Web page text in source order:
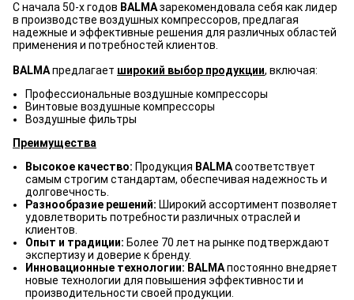
С начала 50-х годов BALMAзарекомендовала себя как лидер
в производстве воздушных компрессоров, предлагая
надежные и эффективные решения для различных областей
применения и потребностей клиентов.
BALMAпредлагает широкий выбор продукции, включая:
Профессиональные воздушные компрессоры
Винтовые воздушные компрессоры
Воздушные фильтры
Преимущества
Высокое качество: Продукция BALMAсоответствует
самым строгим стандартам, обеспечивая надежность и
долговечность.
Разнообразие решений: Широкий ассортимент позволяет
удовлетворить потребности различных отраслей и
клиентов.
Опыт и традиции: Более 70 лет на рынке подтверждают
экспертизу и доверие к бренду.
Инновационные технологии: BALMAпостоянно внедряет
новые технологии для повышения эффективности и
производительности своей продукции.